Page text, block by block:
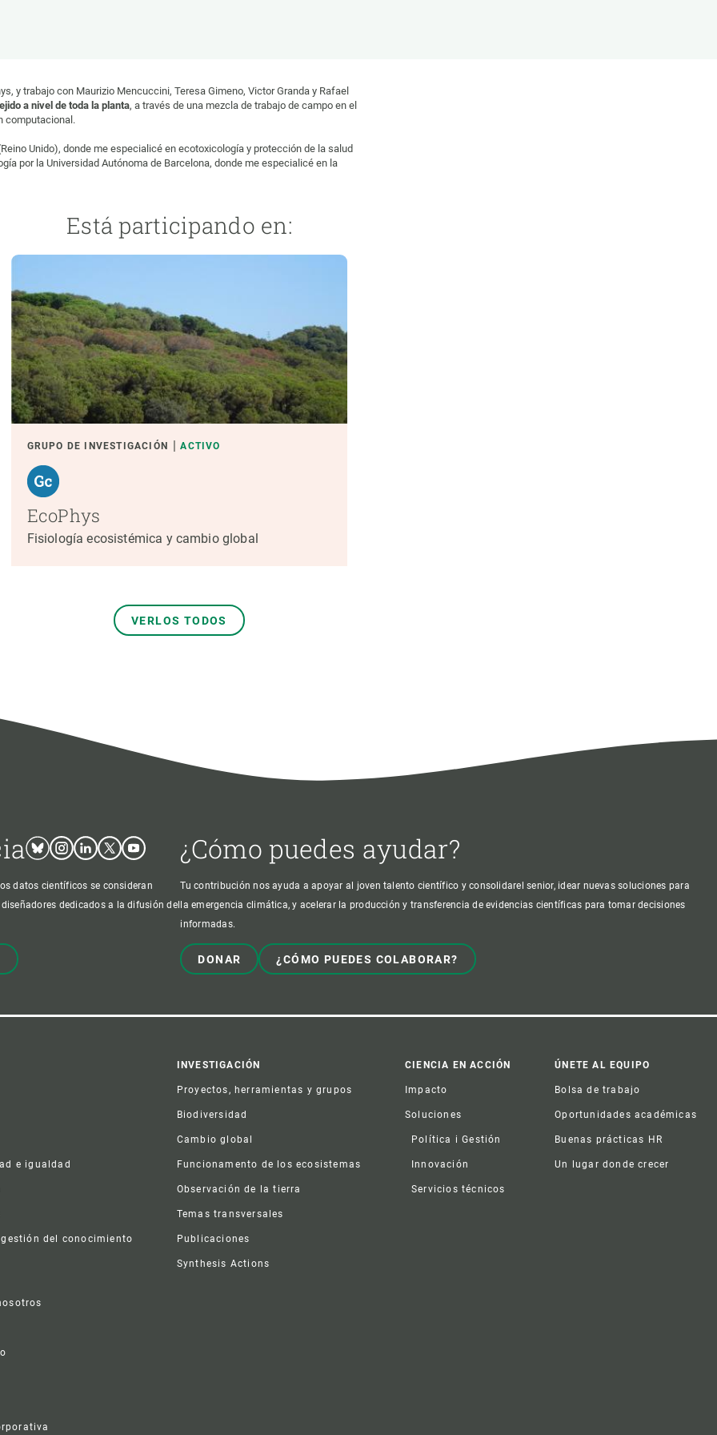
y trabajo con Maurizio Mencuccini, Teresa Gimeno, Victor Granda y Rafael
a nivel de toda la planta, a través de una mezcla de trabajo de campo en el
computacional.
Unido), donde me especialicé en ecotoxicología y protección de la salud
por la Universidad Autónoma de Barcelona, donde me especialicé en la
Está participando en:
GRUPO DE INVESTIGACIÓN ACTIVO
EcoPhys
Fisiología ecosistémica y cambio global
VERLOS TODOS
BlueskyInstagram
LinkedinTwitterYoutube
datos científicos se consideran
dedicados a la difusión del
¿Cómo puedes ayudar?
Tu contribución nos ayuda a apoyar al joven talento científico y consolidarel senior, idear nuevas soluciones para
la emergencia climática, y acelerar la producción y transferencia de evidencias científicas para tomar decisiones
informadas.
DONAR ¿CÓMO PUEDES COLABORAR?
e igualdad
del conocimiento
INVESTIGACIÓN
Proyectos, herramientas y grupos
Biodiversidad
Cambio global
Funcionamento de los ecosistemas
Observación de la tierra
Temas transversales
Publicaciones
Synthesis Actions
CIENCIA EN ACCIÓN
Impacto
Soluciones
Política i Gestión
Innovación
Servicios técnicos
ÚNETE AL EQUIPO
Bolsa de trabajo
Oportunidades académicas
Buenas prácticas HR
Un lugar donde crecer
Desarrollo de carrera
Te ofrecemos formación